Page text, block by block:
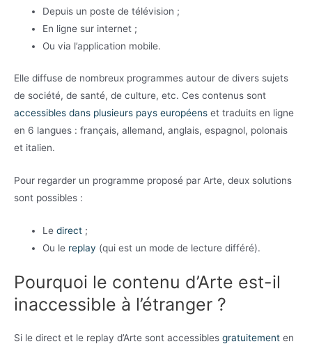
Depuis un poste de télévision ;
En ligne sur internet ;
Ou via l’application mobile.
Elle diffuse de nombreux programmes autour de divers sujets
de société, de santé, de culture, etc. Ces contenus sont
accessibles dans plusieurs pays européens et traduits en ligne
en 6 langues : français, allemand, anglais, espagnol, polonais
et italien.
Pour regarder un programme proposé par Arte, deux solutions
sont possibles :
Ledirect ;
Ou le replay (qui est un mode de lecture différé).
Pourquoi le contenu d’Arte est-il
inaccessible à l’étranger ?
Si le direct et le replay d’Arte sont accessibles gratuitement en